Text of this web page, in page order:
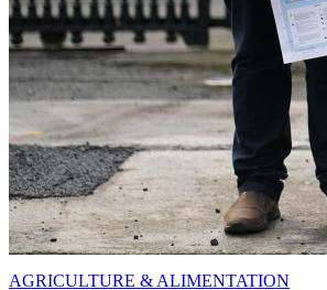
AGRICULTURE & ALIMENTATION